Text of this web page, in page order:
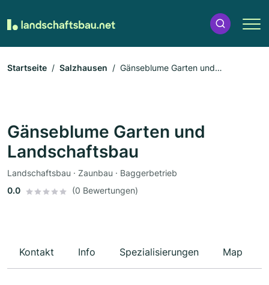
Startseite Salzhausen
Gänseblume Garten und
Gänseblume Garten und
Landschaftsbau
Landschaftsbau · Zaunbau · Baggerbetrieb
0.0
(0 Bewertungen)
Kontakt Info Spezialisierungen Map